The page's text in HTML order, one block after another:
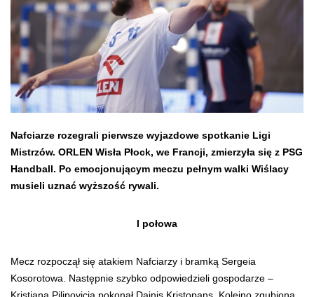
Nafciarze rozegrali pierwsze wyjazdowe spotkanie Ligi
Mistrzów. ORLEN Wisła Płock, we Francji, zmierzyła się z PSG
Handball. Po emocjonującym meczu pełnym walki Wiślacy
musieli uznać wyższość rywali.
I połowa
Mecz rozpoczął się atakiem Nafciarzy i bramką Sergeia
Kosorotowa. Następnie szybko odpowiedzieli gospodarze –
Kristiana Pilipovicia pokonał Dainis Kristopans. Kolejno zgubiona